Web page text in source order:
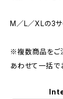
M／L／XLの3サ
※複数商品をご
あわせて一括で